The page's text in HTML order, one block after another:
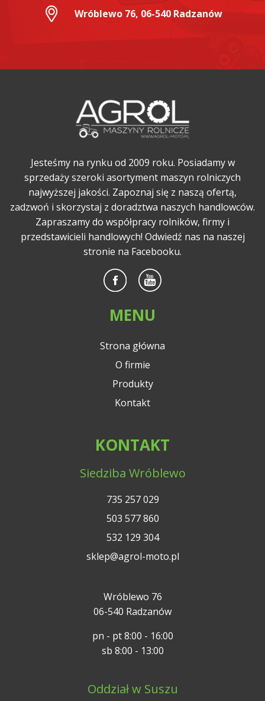
Wróblewo 76, 06-540 Radzanów
Jesteśmy na rynku od 2009 roku. Posiadamy w
sprzedaży szeroki asortyment maszyn rolniczych
najwyższej jakości. Zapoznaj się z naszą ofertą,
zadzwoń i skorzystaj z doradztwa naszych handlowców.
Zapraszamy do współpracy rolników, firmy i
przedstawicieli handlowych! Odwiedź nas na naszej
stronie na Facebooku.
MENU
Strona główna
O firmie
Produkty
Kontakt
KONTAKT
Siedziba Wróblewo
735 257 029
503 577 860
532 129 304
sklep@agrol-moto.pl
Wróblewo 76
06-540 Radzanów
pn - pt 8:00 - 16:00
sb 8:00 - 13:00
Oddział w Suszu